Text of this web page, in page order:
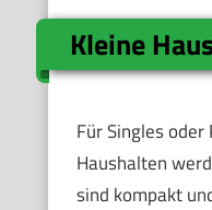
Kleine
Für Singles
Haushalten
sind kompakt